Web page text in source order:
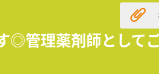
◎管理薬剤師として